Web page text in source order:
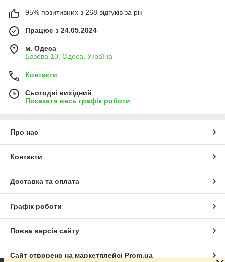
95% позитивних з 268 відгуків за рік
Працює з 24.05.2024
м. Одеса
Базова 10, Одеса, Україна
Контакти
Сьогодні вихідний
Показати весь графік роботи
Про нас
Контакти
Доставка та оплата
Графік роботи
Повна версія сайту
Сайт створено на маркетплейсі Prom.ua